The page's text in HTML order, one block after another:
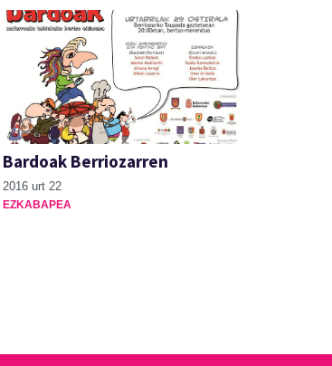
Bardoak Berriozarren
2016 urt 22
EZKABAPEA